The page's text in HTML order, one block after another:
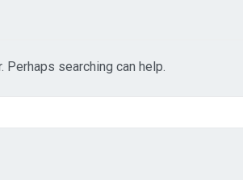
Perhaps searching can help.